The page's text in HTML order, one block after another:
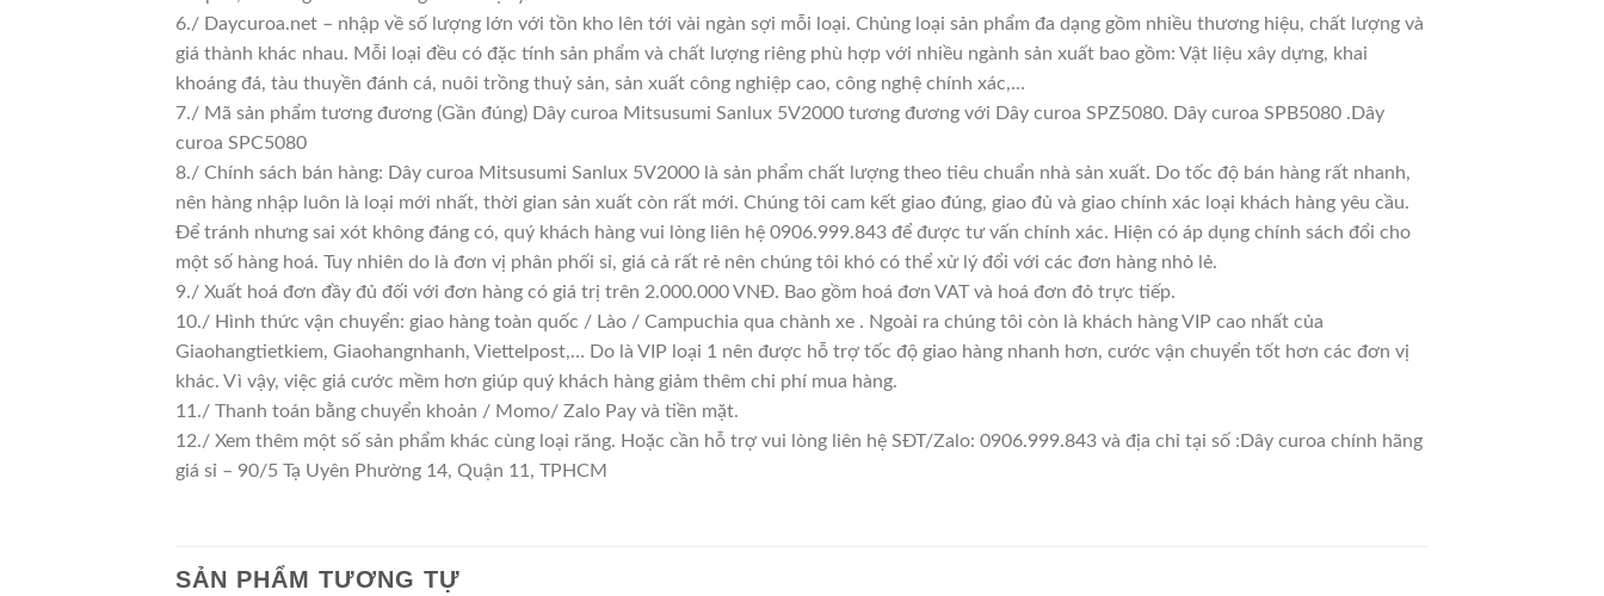
6./ Daycuroa.net – nhập về số lượng lớn với tồn kho lên tới vài ngàn sợi mỗi loại. Chủng loại sản phẩm đa dạng gồm nhiều thương hiệu, chất lượng và
giá thành khác nhau. Mỗi loại đều có đặc tính sản phẩm và chất lượng riêng phù hợp với nhiều ngành sản xuất bao gồm: Vật liệu xây dựng, khai
khoáng đá, tàu thuyền đánh cá, nuôi trồng thuỷ sản, sản xuất công nghiệp cao, công nghệ chính xác,…
7./ Mã sản phẩm tương đương (Gần đúng) Dây curoa Mitsusumi Sanlux 5V2000 tương đương với Dây curoa SPZ5080. Dây curoa SPB5080 .Dây
curoa SPC5080
8./ Chính sách bán hàng: Dây curoa Mitsusumi Sanlux 5V2000 là sản phẩm chất lượng theo tiêu chuẩn nhà sản xuất. Do tốc độ bán hàng rất nhanh,
nên hàng nhập luôn là loại mới nhất, thời gian sản xuất còn rất mới. Chúng tôi cam kết giao đúng, giao đủ và giao chính xác loại khách hàng yêu cầu.
Để tránh nhưng sai xót không đáng có, quý khách hàng vui lòng liên hệ 0906.999.843 để được tư vấn chính xác. Hiện có áp dụng chính sách đổi cho
một số hàng hoá. Tuy nhiên do là đơn vị phân phối sỉ, giá cả rất rẻ nên chúng tôi khó có thể xử lý đổi với các đơn hàng nhỏ lẻ.
9./ Xuất hoá đơn đầy đủ đối với đơn hàng có giá trị trên 2.000.000 VNĐ. Bao gồm hoá đơn VAT và hoá đơn đỏ trực tiếp.
10./ Hình thức vận chuyển: giao hàng toàn quốc / Lào / Campuchia qua chành xe . Ngoài ra chúng tôi còn là khách hàng VIP cao nhất của
Giaohangtietkiem, Giaohangnhanh, Viettelpost,… Do là VIP loại 1 nên được hỗ trợ tốc độ giao hàng nhanh hơn, cước vận chuyển tốt hơn các đơn vị
khác. Vì vậy, việc giá cước mềm hơn giúp quý khách hàng giảm thêm chi phí mua hàng.
11./ Thanh toán bằng chuyển khoản / Momo/ Zalo Pay và tiền mặt.
12./ Xem thêm một số sản phẩm khác cùng loại răng. Hoặc cần hỗ trợ vui lòng liên hệ SĐT/Zalo: 0906.999.843 và địa chỉ tại số :Dây curoa chính hãng
giá sỉ – 90/5 Tạ Uyên Phường 14, Quận 11, TPHCM
SẢN PHẨM TƯƠNG TỰ